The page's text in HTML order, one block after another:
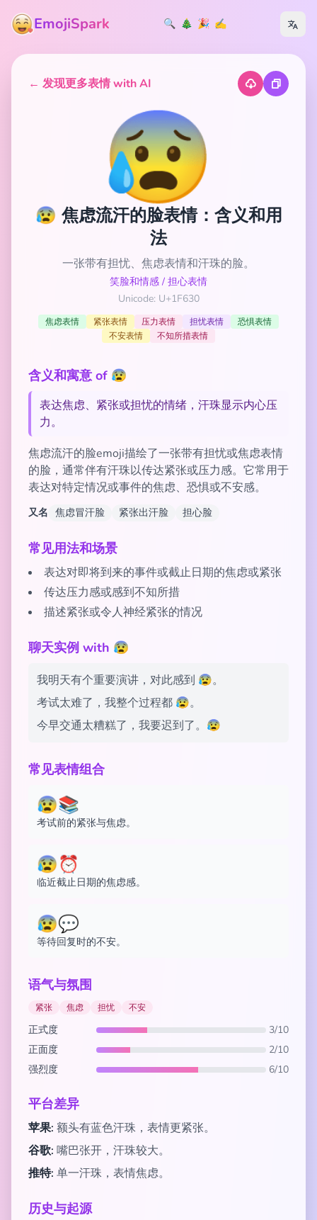
EmojiSpark 🔍 🎄 🎉 ✍️
← 发现更多表情 with AI
😰
😰 焦虑流汗的脸表情：含义和用
法
一张带有担忧、焦虑表情和汗珠的脸。
笑脸和情感 / 担心表情
Unicode: U+1F630
焦虑表情 紧张表情 压力表情 担忧表情
恐惧表情
不安表情
不知所措表情
含义和寓意 of 😰
表达焦虑、紧张或担忧的情绪，汗珠显示内心压
力。
焦虑流汗的脸emoji描绘了一张带有担忧或焦虑表情
的脸，通常伴有汗珠以传达紧张或压力感。它常用于
表达对特定情况或事件的焦虑、恐惧或不安感。
又名 焦虑冒汗脸 紧张出汗脸 担心脸
常见用法和场景
表达对即将到来的事件或截止日期的焦虑或紧张
传达压力感或感到不知所措
描述紧张或令人神经紧张的情况
聊天实例 with 😰
我明天有个重要演讲，对此感到 😰。
考试太难了，我整个过程都 😰。
今早交通太糟糕了，我要迟到了。😰
常见表情组合
😰📚
考试前的紧张与焦虑。
😰⏰
临近截止日期的焦虑感。
😰💬
等待回复时的不安。
语气与氛围
紧张 焦虑 担忧 不安
正式度
3/10
正面度
2/10
强烈度
6/10
平台差异
苹果: 额头有蓝色汗珠，表情更紧张。
谷歌: 嘴巴张开，汗珠较大。
推特: 单一汗珠，表情焦虑。
历史与起源